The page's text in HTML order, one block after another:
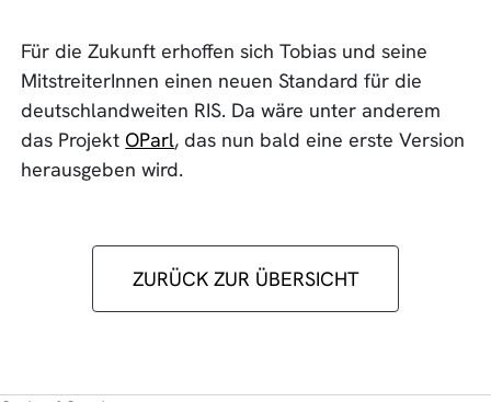
Für die Zukunft erhoffen sich Tobias und seine
MitstreiterInnen einen neuen Standard für die
deutschlandweiten RIS. Da wäre unter anderem
das Projekt OParl, das nun bald eine erste Version
herausgeben wird.
ZURÜCK ZUR ÜBERSICHT